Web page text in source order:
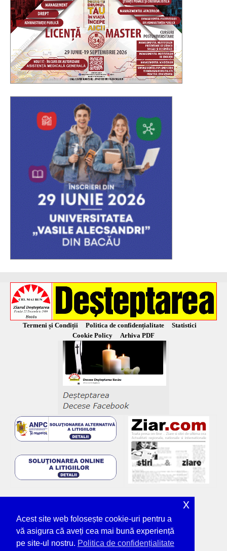
Termeni și Condiții Politica de confidențialitate
Statistici
Cookie Policy
Arhiva PDF
Acest site web folosește cookie-uri pentru a
vă asigura că aveți cea mai bună experiență
pe site-ul nostru. Politica de confidențialitate
x